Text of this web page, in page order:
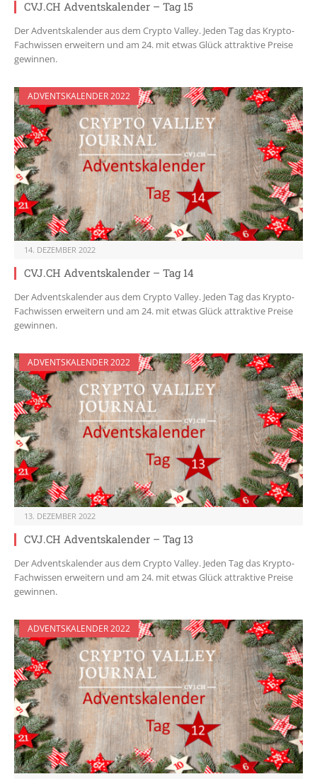
CVJ.CH Adventskalender – Tag 15
Der Adventskalender aus dem Crypto Valley. Jeden Tag das Krypto-
Fachwissen erweitern und am 24. mit etwas Glück attraktive Preise
gewinnen.
ADVENTSKALENDER 2022
14. DEZEMBER 2022
CVJ.CH Adventskalender – Tag 14
Der Adventskalender aus dem Crypto Valley. Jeden Tag das Krypto-
Fachwissen erweitern und am 24. mit etwas Glück attraktive Preise
gewinnen.
ADVENTSKALENDER 2022
13. DEZEMBER 2022
CVJ.CH Adventskalender – Tag 13
Der Adventskalender aus dem Crypto Valley. Jeden Tag das Krypto-
Fachwissen erweitern und am 24. mit etwas Glück attraktive Preise
gewinnen.
ADVENTSKALENDER 2022